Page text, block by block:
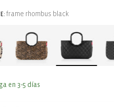
frame rhombus black
en 3-5 días